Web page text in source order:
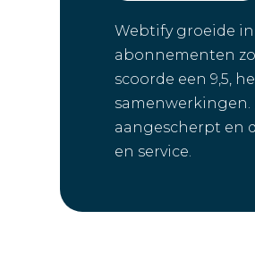
Webtify groeide
abonnementen
scoorde een 9,5,
aangescherpt en
en service.